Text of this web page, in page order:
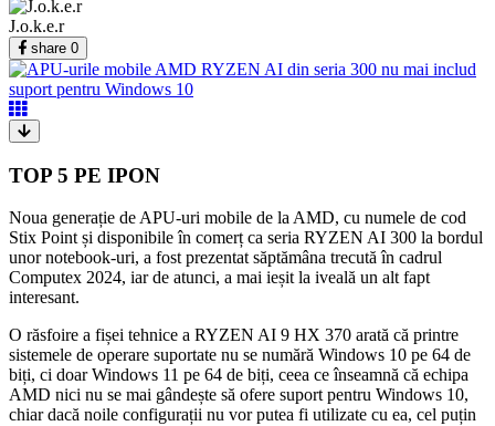
J.o.k.e.r
share 0
TOP 5 PE IPON
Noua generație de APU-uri mobile de la AMD, cu numele de cod
Stix Point și disponibile în comerț ca seria RYZEN AI 300 la bordul
unor notebook-uri, a fost prezentat săptămâna trecută în cadrul
Computex 2024, iar de atunci, a mai ieșit la iveală un alt fapt
interesant.
O răsfoire a fișei tehnice a RYZEN AI 9 HX 370 arată că printre
sistemele de operare suportate nu se numără Windows 10 pe 64 de
biți, ci doar Windows 11 pe 64 de biți, ceea ce înseamnă că echipa
AMD nici nu se mai gândește să ofere suport pentru Windows 10,
chiar dacă noile configurații nu vor putea fi utilizate cu ea, cel puțin